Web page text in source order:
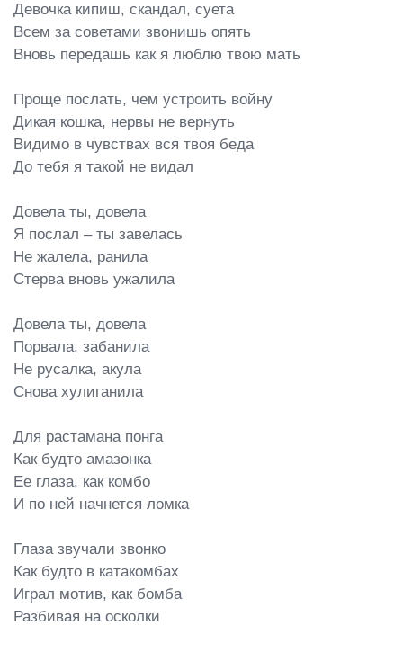
Девочка кипиш, скандал, суета
Всем за советами звонишь опять
Вновь передашь как я люблю твою мать
Проще послать, чем устроить войну
Дикая кошка, нервы не вернуть
Видимо в чувствах вся твоя беда
До тебя я такой не видал
Довела ты, довела
Я послал – ты завелась
Не жалела, ранила
Стерва вновь ужалила
Довела ты, довела
Порвала, забанила
Не русалка, акула
Снова хулиганила
Для растамана понга
Как будто амазонка
Ее глаза, как комбо
И по ней начнется ломка
Глаза звучали звонко
Как будто в катакомбах
Играл мотив, как бомба
Разбивая на осколки